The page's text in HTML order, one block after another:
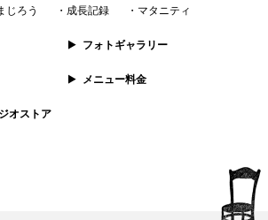
じろう 成長記録 マタニティ
フォトギャラリー
メニュー料金
オストア